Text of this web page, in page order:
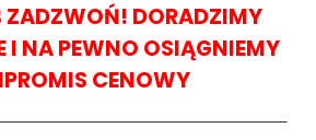
ZADZWOŃ! DORADZIMY
I NA PEWNO OSIĄGNIEMY
CENOWY